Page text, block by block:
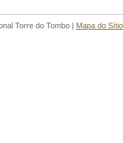
Torre do Tombo | Mapa do Sítio